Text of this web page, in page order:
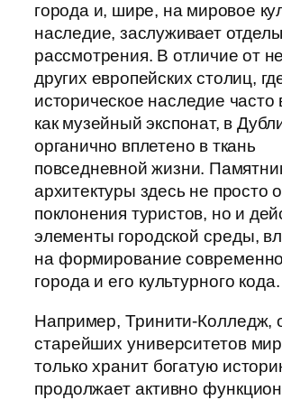
города и, шире, на мировое
наследие, заслуживает
рассмотрения. В отличие от
других европейских столиц,
историческое наследие часто
как музейный экспонат, в
органично вплетено в ткань
повседневной жизни.
архитектуры здесь не просто
поклонения туристов, но и
элементы городской среды,
на формирование
города и его культурного кода.
Например, Тринити-Колледж,
старейших университетов
только хранит богатую
продолжает активно